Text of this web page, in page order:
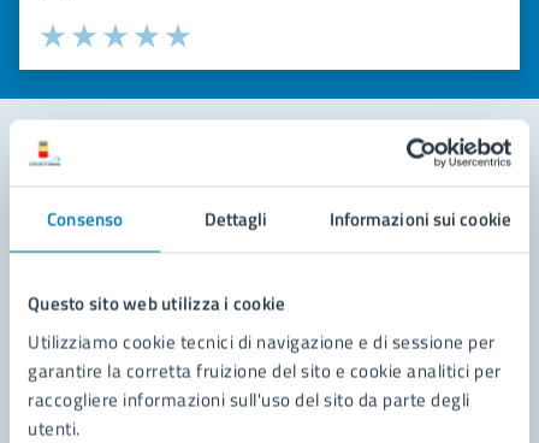
Consenso Dettagli Informazioni sui cookie
Questo sito web utilizza i cookie
Utilizziamo cookie tecnici di navigazione e di sessione per
garantire la corretta fruizione del sito e cookie analitici per
raccogliere informazioni sull'uso del sito da parte degli
utenti.
Valuta la chiarezza delle informazioni (da 1 a 5 stelle)
Seleziona il numero di stelle per valutare la chiarezza delle
Valuta 5 stelle su 5
Valuta 4 stelle su 5
Valuta 3 stelle su 5
Valuta 2 stelle su 5
Valuta 1 stelle su 5
Leggi le domande frequenti
Richiedi assistenza
Prenota appuntamento
Problemi in città